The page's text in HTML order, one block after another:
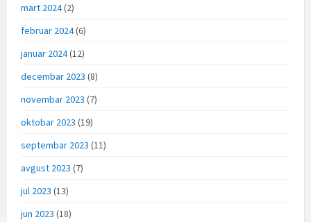
mart 2024(2)
februar 2024(6)
januar 2024(12)
decembar 2023 (8)
novembar 2023 (7)
oktobar 2023 (19)
septembar 2023 (11)
avgust 2023 (7)
jul 2023 (13)
jun 2023 (18)